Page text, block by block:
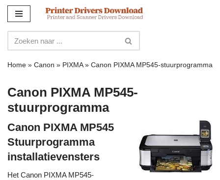
naar
de
inhoud
Home » Canon » PIXMA» Canon PIXMA MP545-stuurprogramma
Canon PIXMA MP545-
stuurprogramma
Canon PIXMA MP545
Stuurprogramma
installatievensters
Het Canon PIXMA MP545-